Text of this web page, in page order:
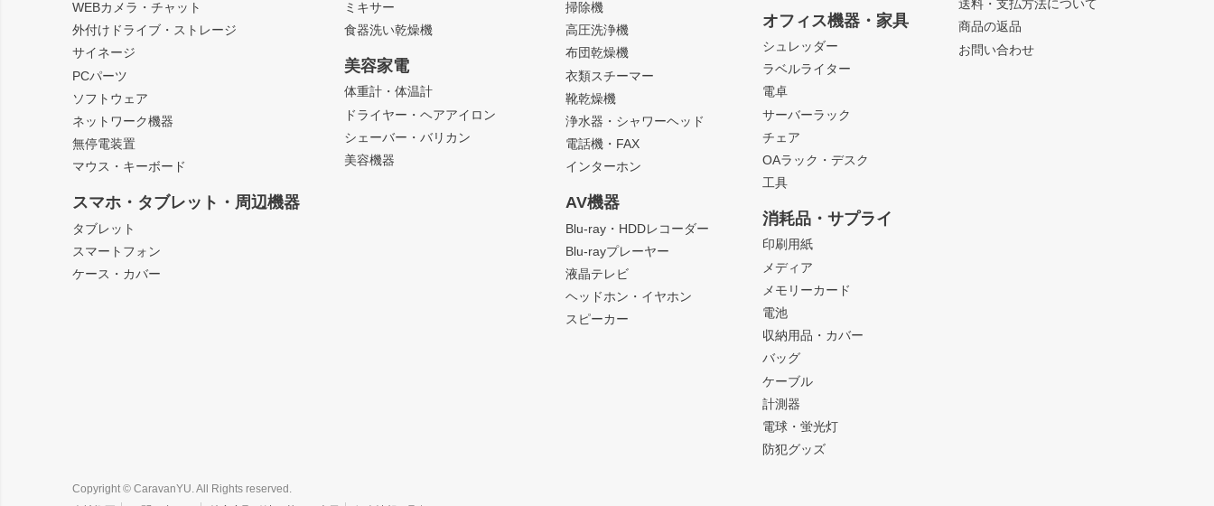
WEBカメラ・チャット
外付けドライブ・ストレージ
サイネージ
PCパーツ
ソフトウェア
ネットワーク機器
無停電装置
マウス・キーボード
スマホ・タブレット・周辺機器
タブレット
スマートフォン
ケース・カバー
ミキサー
食器洗い乾燥機
美容家電
体重計・体温計
ドライヤー・ヘアアイロン
シェーバー・バリカン
美容機器
掃除機
高圧洗浄機
布団乾燥機
衣類スチーマー
靴乾燥機
浄水器・シャワーヘッド
電話機・FAX
インターホン
AV機器
Blu-ray・HDDレコーダー
Blu-rayプレーヤー
液晶テレビ
ヘッドホン・イヤホン
スピーカー
オフィス機器・家具
シュレッダー
ラベルライター
電卓
サーバーラック
チェア
OAラック・デスク
工具
消耗品・サプライ
印刷用紙
メディア
メモリーカード
電池
収納用品・カバー
バッグ
ケーブル
計測器
電球・蛍光灯
防犯グッズ
送料・支払方法について
商品の返品
お問い合わせ
Copyright © CaravanYU. All Rights reserved.